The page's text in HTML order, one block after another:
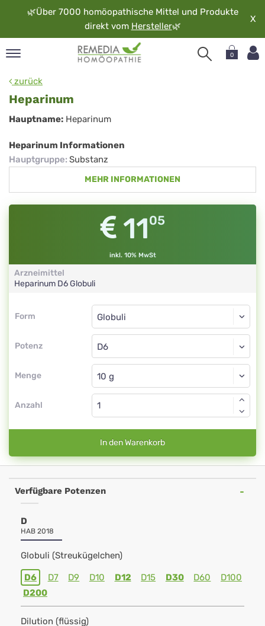
🌿Über 7000 homöopathische Mittel und Produkte
direkt vom Hersteller🌿
X
0
zurück
Heparinum
Heparinum
Hauptname: Heparinum
Heparinum Informationen
Hauptgruppe: Substanz
MEHR INFORMATIONEN
1105
inkl. 10% MwSt
Arzneimittel
Heparinum D6Globuli
Form
Form
Potenz
Globuli
D6
Menge
Globuli
Anzahl
In den Warenkorb
Verfügbare Potenzen
D
HAB 2018
Globuli (Streukügelchen)
D6 D7 D9 D10 D12 D15 D30 D60
D100
D200
Dilution (flüssig)